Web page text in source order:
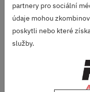
DOPRAVA
OD 2500 KČ
VELKÝ VÝBĚR
RODINNÁ FIRMA
S DLOUHOU
partnery pro sociální
údaje mohou
poskytli nebo které
služby.